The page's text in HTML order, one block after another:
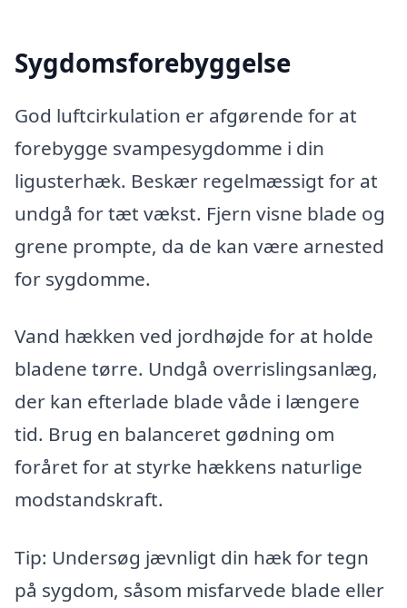
Sygdomsforebyggelse
God luftcirkulation er afgørende for at
forebygge svampesygdomme i din
ligusterhæk. Beskær regelmæssigt for at
undgå for tæt vækst. Fjern visne blade og
grene prompte, da de kan være arnested
for sygdomme.
Vand hækken ved jordhøjde for at holde
bladene tørre. Undgå overrislingsanlæg,
der kan efterlade blade våde i længere
tid. Brug en balanceret gødning om
foråret for at styrke hækkens naturlige
modstandskraft.
Tip: Undersøg jævnligt din hæk for tegn
på sygdom, såsom misfarvede blade eller